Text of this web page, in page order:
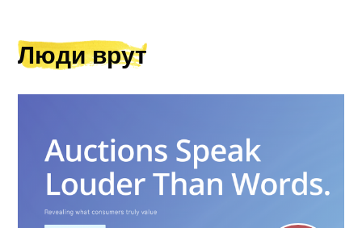
Люди врут